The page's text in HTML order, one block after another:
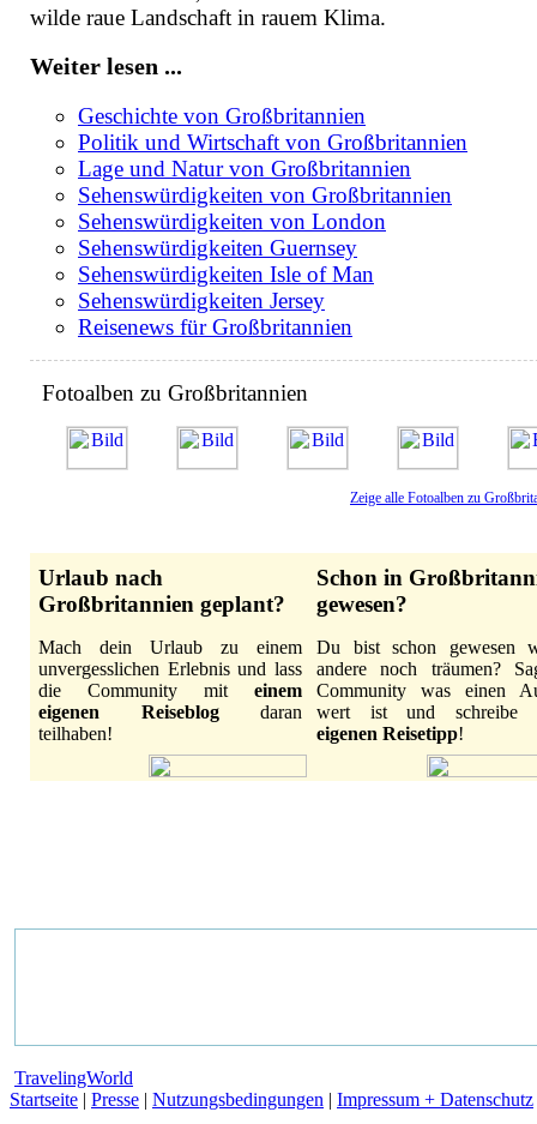
wilde raue Landschaft in rauem Klima.
Weiter lesen ...
Geschichte von Großbritannien
Politik und Wirtschaft von Großbritannien
Lage und Natur von Großbritannien
Sehenswürdigkeiten von Großbritannien
Sehenswürdigkeiten von London
Sehenswürdigkeiten Guernsey
Sehenswürdigkeiten Isle of Man
Sehenswürdigkeiten Jersey
Reisenews für Großbritannien
Fotoalben zu Großbritannien
Zeige alle Fotoalben zu
Urlaub nach
Großbritannien geplant?
Mach dein Urlaub zu einem
unvergesslichen Erlebnis und lass
die Community mit einem
eigenen Reiseblogdaran
teilhaben!
Schon in
gewesen?
Du bist schon gewesen
andere noch träumen?
Community was einen
wert ist und schreibe
eigenen Reisetipp!
TravelingWorld
Startseite | Presse | Nutzungsbedingungen | Impressum + Datenschutz